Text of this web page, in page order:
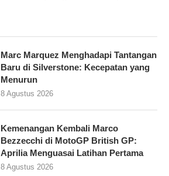
Marc Marquez Menghadapi Tantangan
Baru di Silverstone: Kecepatan yang
Menurun
8 Agustus 2026
Kemenangan Kembali Marco
Bezzecchi di MotoGP British GP:
Aprilia Menguasai Latihan Pertama
8 Agustus 2026